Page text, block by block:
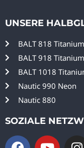
t
i
:
UNSERE
BALT 818 Titanium
BALT 918 Titanium
BALT 1018
Nautic 990 Neon
Nautic 880
SOZIALE